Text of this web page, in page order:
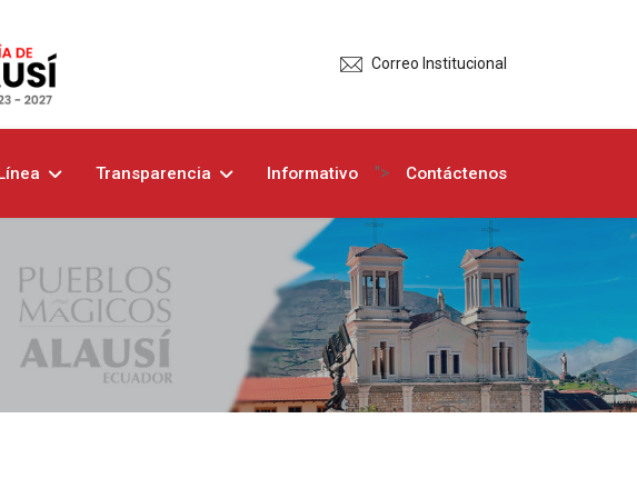
Correo Institucional
Transparencia Informativo "> Contáctenos